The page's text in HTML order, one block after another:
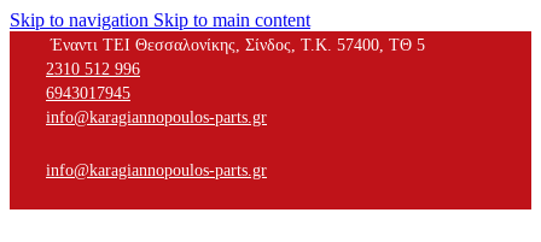
Skip to navigation Skip to main content
Έναντι ΤΕΙ Θεσσαλονίκης, Σίνδος, Τ.Κ. 57400, ΤΘ 5
2310 512 996
6943017945
info@karagiannopoulos-parts.gr
info@karagiannopoulos-parts.gr